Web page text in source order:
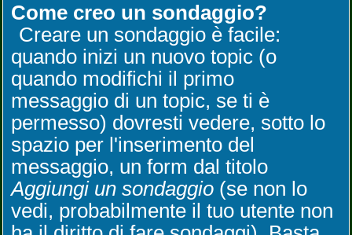
Come creo un sondaggio?
Creare un sondaggio è facile:
quando inizi un nuovo topic (o
quando modifichi il primo
messaggio di un topic, se ti è
permesso) dovresti vedere, sotto lo
spazio per l'inserimento del
messaggio, un form dal titolo
Aggiungi un sondaggio (se non lo
vedi, probabilmente il tuo utente non